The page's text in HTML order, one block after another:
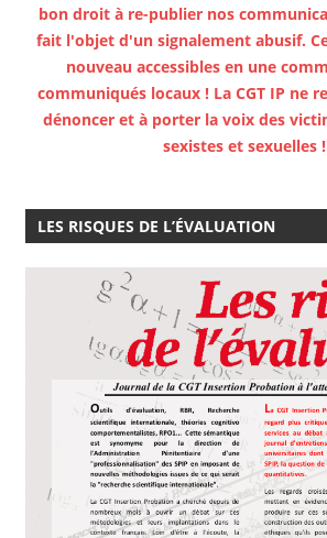
bon droit à re-publier nos
fait l'objet d'un signalement abusif.
nouveau accessibles en une
communiqués locaux ! La CGT IP ne
dénoncer et à porter la voix des
sexistes et sexuelles
LES RISQUES DE L’ÉVALUATION